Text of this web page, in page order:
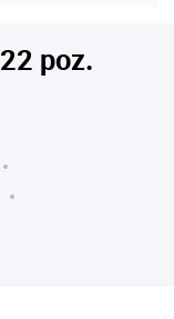
poz.